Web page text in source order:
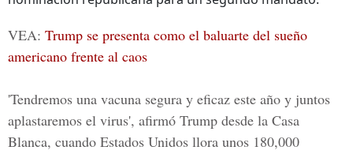
VEA: Trump se presenta como el baluarte del sueño
americano frente al caos
'Tendremos una vacuna segura y eficaz este año y juntos
aplastaremos el virus', afirmó Trump desde la Casa
Blanca, cuando Estados Unidos llora unos 180,000